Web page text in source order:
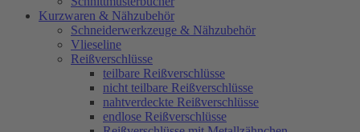
Kurzwaren & Nähzubehör
Schneiderwerkzeuge & Nähzubehör
Vlieseline
Reißverschlüsse
teilbare Reißverschlüsse
nicht teilbare Reißverschlüsse
nahtverdeckte Reißverschlüsse
endlose Reißverschlüsse